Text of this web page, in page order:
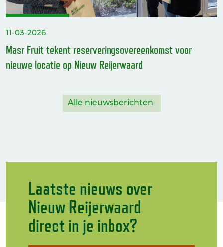
11-03-2026
Masr Fruit tekent reserveringsovereenkomst voor
nieuwe locatie op Nieuw Reijerwaard
Alle nieuwsberichten
Laatste nieuws over
Nieuw Reijerwaard
direct in je inbox?